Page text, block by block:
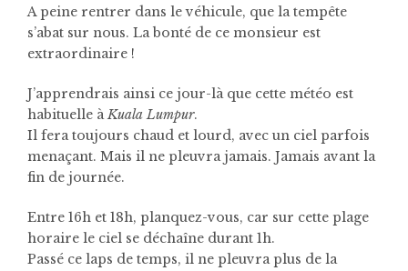
A peine rentrer dans le véhicule, que la tempête
s’abat sur nous. La bonté de ce monsieur est
extraordinaire !
J’apprendrais ainsi ce jour-là que cette météo est
habituelle àKuala Lumpur.
Il fera toujours chaud et lourd, avec un ciel parfois
menaçant. Mais il ne pleuvra jamais. Jamais avant la
fin de journée.
Entre 16h et 18h, planquez-vous, car sur cette plage
horaire le ciel se déchaîne durant 1h.
Passé ce laps de temps, il ne pleuvra plus de la